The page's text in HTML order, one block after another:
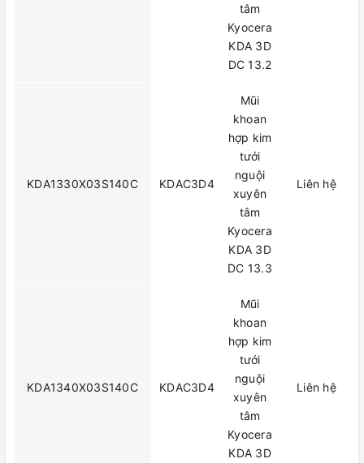
tâm
Kyocera
KDA 3D
DC 13.2
KDA1330X03S140C KDAC3D4
Mũi
khoan
hợp kim
tưới
nguội
xuyên
tâm
Kyocera
KDA 3D
DC 13.3
Liên hệ
KDA1340X03S140C KDAC3D4
Mũi
khoan
hợp kim
tưới
nguội
xuyên
tâm
Kyocera
KDA 3D
Liên hệ